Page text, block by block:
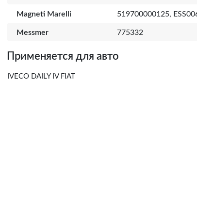
Magneti Marelli 519700000125,
Messmer 775332
Применяется для авто
IVECO DAILY IV FIAT